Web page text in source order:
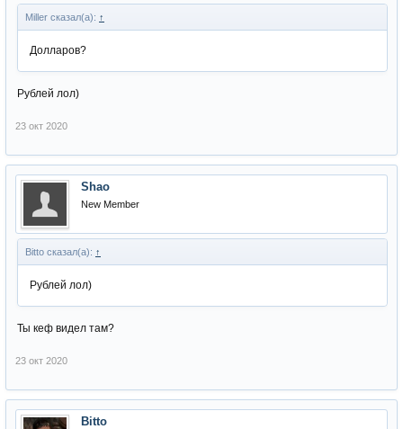
Miller сказал(а): ↑
Долларов?
Рублей лол)
23 окт 2020
Shao
New Member
Bitto сказал(а): ↑
Рублей лол)
Ты кеф видел там?
23 окт 2020
Bitto